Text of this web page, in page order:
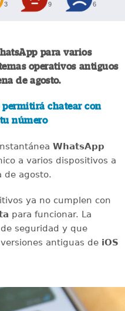
3 9 6
para varios
operativos antiguos
de agosto.
permitirá chatear con
número
WhatsApp
a varios dispositivos a
de agosto.
ya no cumplen con
para funcionar. La
seguridad y que
antiguas deiOS